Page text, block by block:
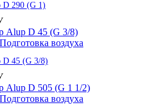
D 290 (G 1)
Подготовка воздуха
D 45 (G 3/8)
Подготовка воздуха